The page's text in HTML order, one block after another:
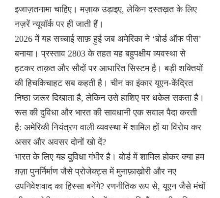
इजाज़तनामा चाहिए। मज़ाक उड़ाइए, लेकिन दस्तख़त के लिए
नज़रें न्यूयॉर्क पर ही जाती हैं।
2026 में यह सच्चाई साफ़ हुई जब अमेरिका ने ‘बोर्ड ऑफ पीस’
बनाया। प्रस्ताव 2803 के तहत यह बहुपक्षीय व्यवस्था से
हटकर ताक़त और सौदों पर आधारित सिस्टम है। बड़ी शक्तियों
की हिचकिचाहट सब कहती है। चीन का इंकार यूएन-केंद्रित
निष्ठा जरूर दिखाता है, लेकिन उसे हाशिए पर धकेल सकता है।
रूस की दुविधा और भारत की सावधानी एक सवाल पैदा करती
है: अमेरिकी नियंत्रण वाली व्यवस्था में शामिल हों या विरोध कर
असर और अवसर दोनों खो दें?
भारत के लिए यह दुविधा गंभीर है। बोर्ड में शामिल होकर क्या हम
ग़ज़ा पुनर्निर्माण जैसे प्रोजेक्ट्स में मुनाफ़ाख़ोरी और नए
उपनिवेशवाद का हिस्सा बनेंगे? रणनीतिक रूप से, यूएन जैसे मंचों